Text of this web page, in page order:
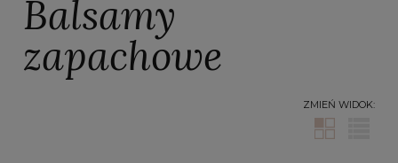
Balsamy
zapachowe
ZMIEŃ WIDOK: